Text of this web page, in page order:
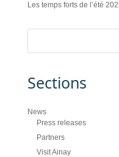
Les temps forts de l’été
Sections
News
Press releases
Partners
Visit Ainay